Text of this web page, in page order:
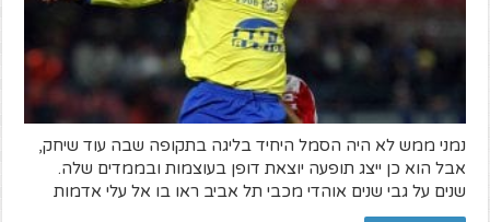
נמני ממש לא היה הסמל היחיד בליגה בתקופה שבה עוד שיחק,
אבל הוא כן ייצג תופעה יוצאת דופן בעוצמות ובממדים שלה.
שנים על גבי שנים אוהדי מכבי תל אביב ראו בו אל עלי אדמות